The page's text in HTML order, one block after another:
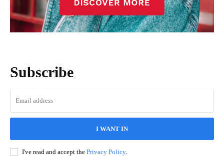
Subscribe
I WANT IN
I've read and accept the Privacy Policy.